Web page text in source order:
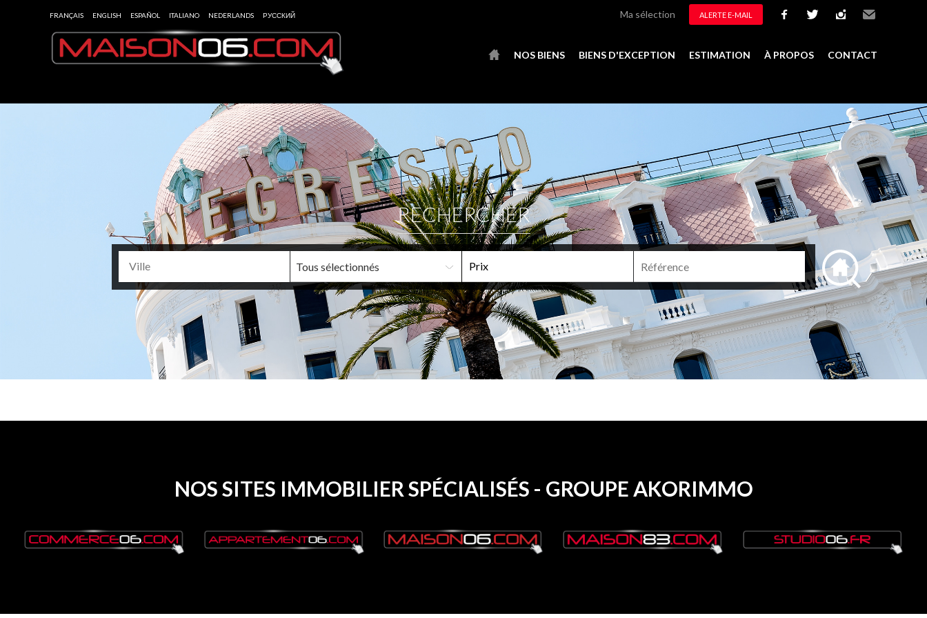
FRANÇAIS ENGLISH ESPAÑOL ITALIANO NEDERLANDS РУССКИЙ Ma sélection ALERTE E-MAIL
NOS BIENS BIENS D'EXCEPTION ESTIMATION À PROPOS CONTACT
RECHERCHER
Tous sélectionnés
NOS SITES IMMOBILIER SPÉCIALISÉS - GROUPE AKORIMMO